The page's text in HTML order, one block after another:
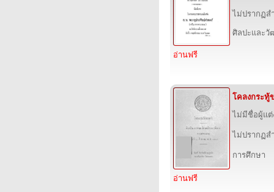
ไม่ปรากฏ
ศิลปะและวั
อ่านฟรี
โคลงกระทู้
ไม่มีชื่อผู้แต่
ไม่ปรากฏ
การศึกษา
อ่านฟรี